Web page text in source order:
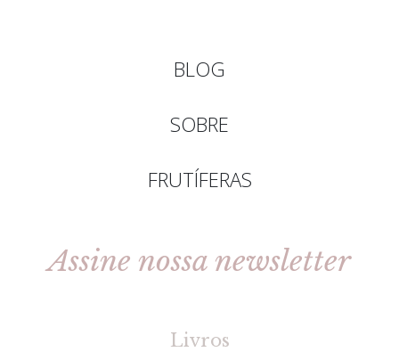
BLOG
SOBRE
FRUTÍFERAS
Assine nossa newsletter
Livros